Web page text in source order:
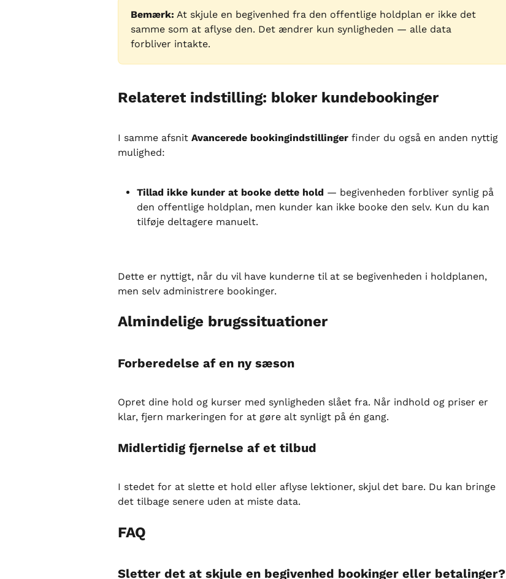
Bemærk: At skjule en begivenhed fra den offentlige holdplan er ikke det
samme som at aflyse den. Det ændrer kun synligheden — alle data
forbliver intakte.
Relateret indstilling: bloker kundebookinger
I samme afsnit Avancerede bookingindstillinger finder du også en anden nyttig
mulighed:
Tillad ikke kunder at booke dette hold — begivenheden forbliver synlig på
den offentlige holdplan, men kunder kan ikke booke den selv. Kun du kan
tilføje deltagere manuelt.
Dette er nyttigt, når du vil have kunderne til at se begivenheden i holdplanen,
men selv administrere bookinger.
Almindelige brugssituationer
Forberedelse af en ny sæson
Opret dine hold og kurser med synligheden slået fra. Når indhold og priser er
klar, fjern markeringen for at gøre alt synligt på én gang.
Midlertidig fjernelse af et tilbud
I stedet for at slette et hold eller aflyse lektioner, skjul det bare. Du kan bringe
det tilbage senere uden at miste data.
FAQ
Sletter det at skjule en begivenhed bookinger eller betalinger?